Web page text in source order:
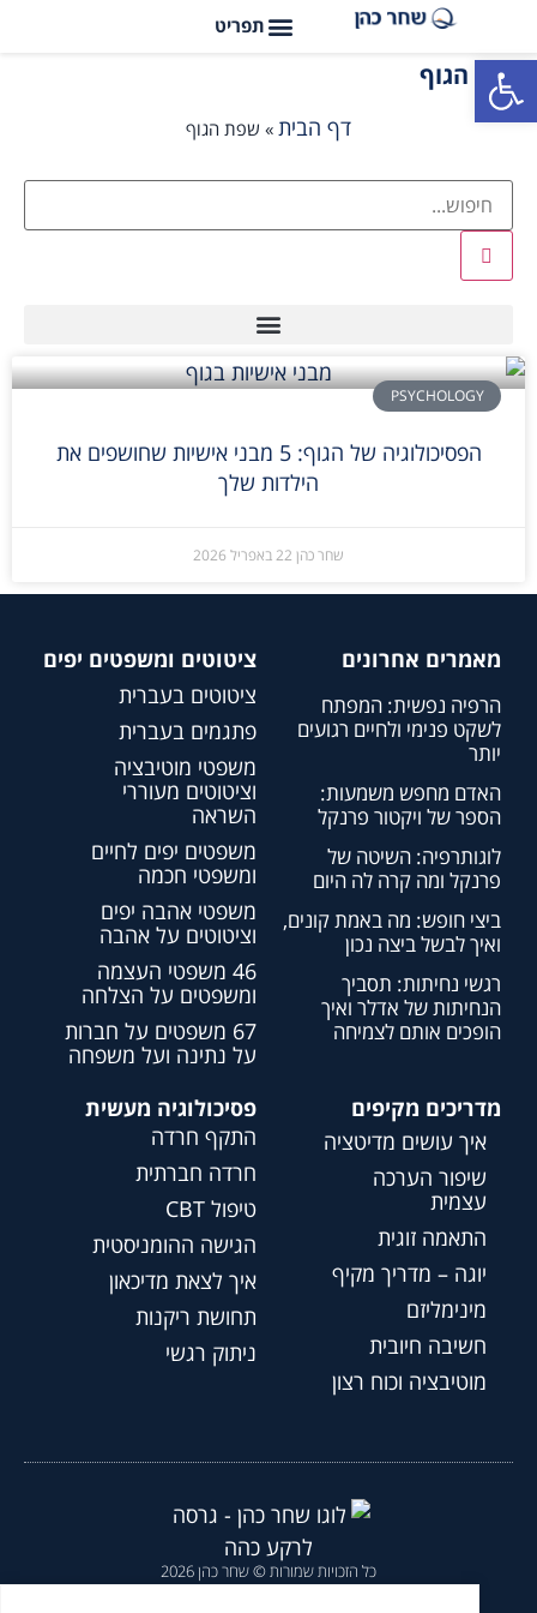
פתח סרגל נגישות
שפת הגוף
דף הבית » שפת הגוף
PSYCHOLOGY
הפסיכולוגיה של הגוף: 5 מבני אישיות שחושפים את
הילדות שלך
שחר כהן 22 באפריל 2026
מאמרים אחרונים
הרפיה נפשית: המפתח
לשקט פנימי ולחיים רגועים
יותר
האדם מחפש משמעות:
הספר של ויקטור פרנקל
לוגותרפיה: השיטה של
פרנקל ומה קרה לה היום
ביצי חופש: מה באמת קונים,
ואיך לבשל ביצה נכון
רגשי נחיתות: תסביך
הנחיתות של אדלר ואיך
הופכים אותם לצמיחה
ציטוטים ומשפטים יפים
ציטוטים בעברית
פתגמים בעברית
משפטי מוטיבציה
וציטוטים מעוררי
השראה
משפטים יפים לחיים
ומשפטי חכמה
משפטי אהבה יפים
וציטוטים על אהבה
46 משפטי העצמה
ומשפטים על הצלחה
67 משפטים על חברות
על נתינה ועל משפחה
מדריכים מקיפים
איך עושים מדיטציה
שיפור הערכה
עצמית
התאמה זוגית
יוגה – מדריך מקיף
מינימליזם
חשיבה חיובית
מוטיבציה וכוח רצון
פסיכולוגיה מעשית
התקף חרדה
חרדה חברתית
טיפול CBT
הגישה ההומניסטית
איך לצאת מדיכאון
תחושת ריקנות
ניתוק רגשי
כל הזכויות שמורות © שחר כהן 2026